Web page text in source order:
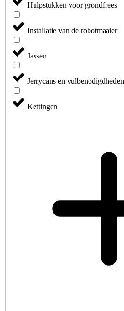
Hulpstukken voor grondfrees
Installatie van de robotmaaier
Jassen
Jerrycans en vulbenodigdheden
Kettingen